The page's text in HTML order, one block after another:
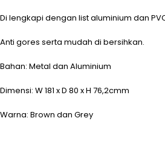
Di lengkapi dengan list aluminium dan
Anti gores serta mudah di bersihkan.
Bahan: Metal dan Aluminium
Dimensi: W 181 x D 80 x H 76,2cmm
Warna: Brown dan Grey